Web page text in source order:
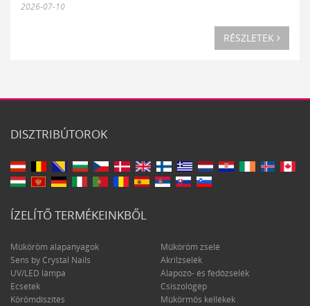
2026-07-10
RÉSZLETEK
DISZTRIBÚTOROK
ÍZELÍTŐ TERMÉKEINKBŐL
Műköröm alapanyagok
Műköröm zselé
Sens by Crystal Nails
Akrilzselék
UV/LED lámpa
Alapozó- és fedőzselék
Ecsetek
Csiszológép
Körömdíszítés
Műkörmös kellékek